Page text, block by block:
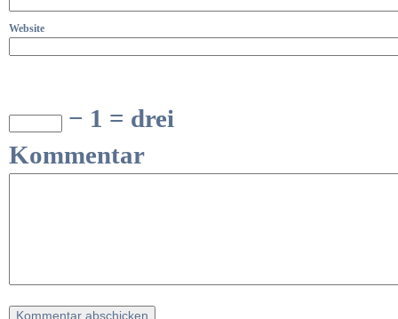
Website
− 1 = drei
Kommentar